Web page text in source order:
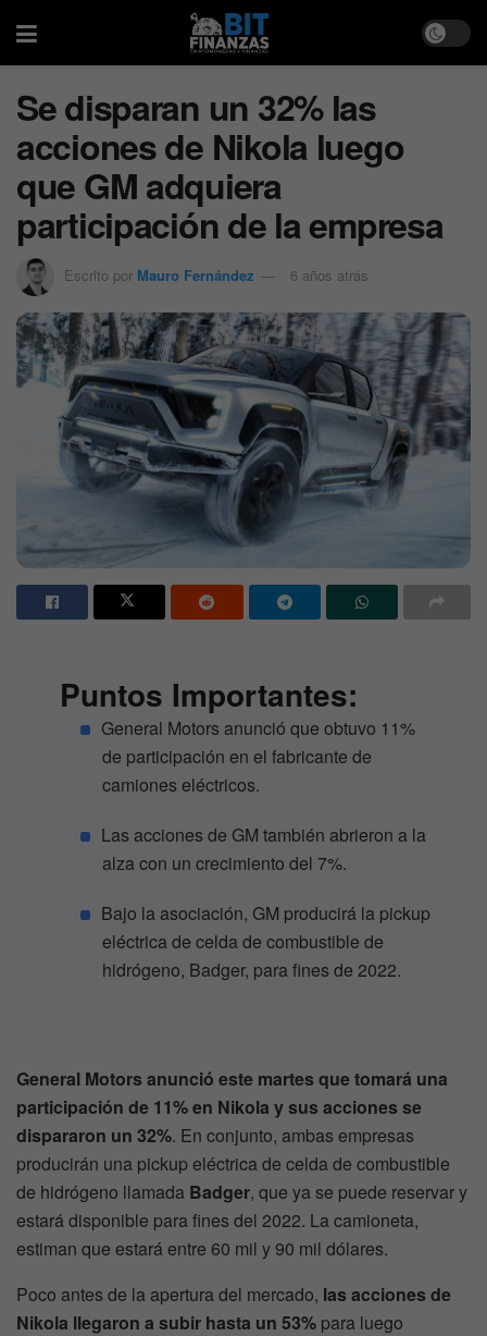
Se disparan un 32% las
acciones de Nikola luego
que GM adquiera
participación de la empresa
Escrito por Mauro Fernández 6 años atrás
Puntos Importantes:
General Motors anunció que obtuvo 11%
de participación en el fabricante de
camiones eléctricos.
Las acciones de GM también abrieron a la
alza con un crecimiento del 7%.
Bajo la asociación, GM producirá la pickup
eléctrica de celda de combustible de
hidrógeno, Badger, para fines de 2022.
General Motors anunció este martes que tomará una
participación de 11% en Nikola y sus acciones se
dispararon un 32%. En conjunto, ambas empresas
producirán una pickup eléctrica de celda de combustible
de hidrógeno llamada Badger, que ya se puede reservar y
estará disponible para fines del 2022. La camioneta,
estiman que estará entre 60 mil y 90 mil dólares.
Poco antes de la apertura del mercado, las acciones de
Nikola llegaron a subir hasta un 53% para luego